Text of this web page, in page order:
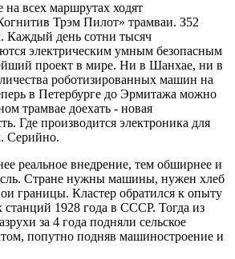
на всех маршрутах ходят
Трэм Пилот» трамваи. З52
день сотни тысяч
электрическим умным безопасным
проект в мире. Ни в Шанхае, ни в
роботизированных машин на
в Петербурге до Эрмитажа можно
трамвае доехать - новая
Где производится электроника для
Серийно.
реальное внедрение, тем обширнее и
Стране нужны машины, нужен хлеб
границы. Кластер обратился к опыту
1928 года в СССР. Тогда из
за 4 года подняли сельское
попутно подняв машиностроение и